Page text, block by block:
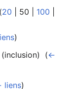
20 50 100
)
(inclusion) ‎ (←
liens)